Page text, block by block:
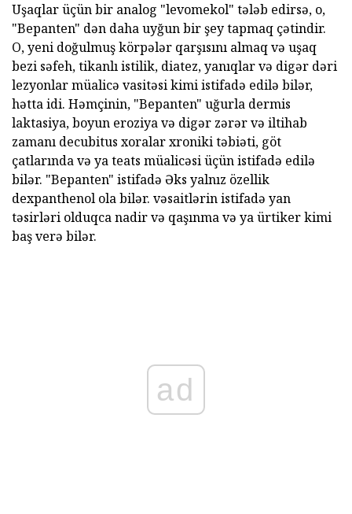
Uşaqlar üçün bir analog "levomekol" tələb edirsə, o,
"Bepanten" dən daha uyğun bir şey tapmaq çətindir.
O, yeni doğulmuş körpələr qarşısını almaq və uşaq
bezi səfeh, tikanlı istilik, diatez, yanıqlar və digər dəri
lezyonlar müalicə vasitəsi kimi istifadə edilə bilər,
hətta idi. Həmçinin, "Bepanten" uğurla dermis
laktasiya, boyun eroziya və digər zərər və iltihab
zamanı decubitus xoralar xroniki təbiəti, göt
çatlarında və ya teats müalicəsi üçün istifadə edilə
bilər. "Bepanten" istifadə Əks yalnız özellik
dexpanthenol ola bilər. vəsaitlərin istifadə yan
təsirləri olduqca nadir və qaşınma və ya ürtiker kimi
baş verə bilər.
ad